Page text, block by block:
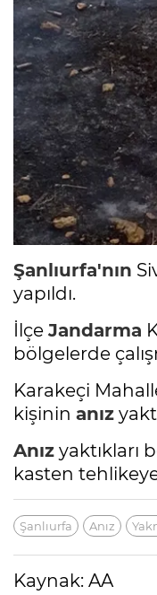
Şanlıurfa'nın
yapıldı.
İlçe Jandarma
bölgelerde
Karakeçi
kişinin anız
Anız yaktıkları
kasten
Şanlıurfa Anız
Kaynak: AA